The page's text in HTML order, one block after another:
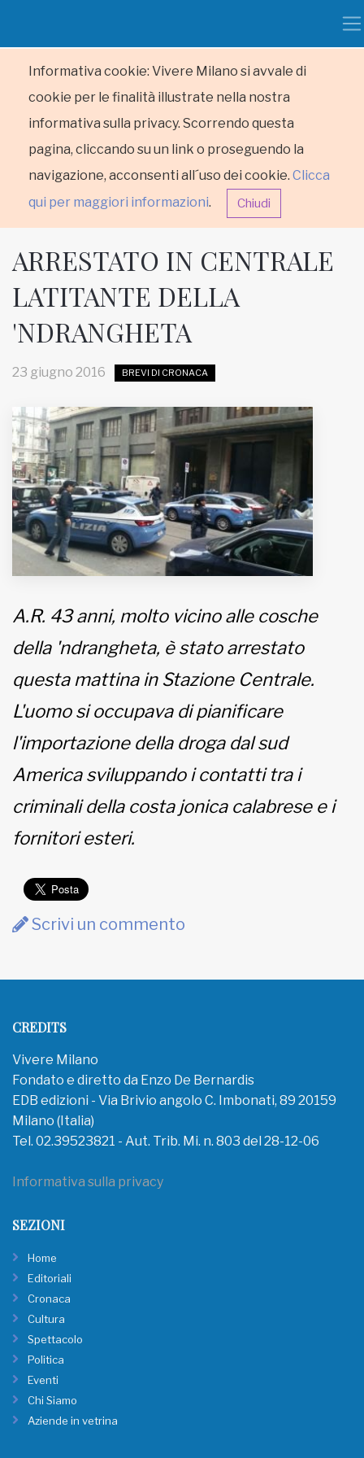
Informativa cookie: Vivere Milano si avvale di
cookie per le finalità illustrate nella nostra
informativa sulla privacy. Scorrendo questa
pagina, cliccando su un link o proseguendo la
navigazione, acconsenti all´uso dei cookie. Clicca
qui per maggiori informazioni. Chiudi
HOME
Inviateci le vostre segnalazioni
www.viveremilano.info
Fondato e diretto da Enzo De
Bernardis
EDB edizioni - Via Brivio angolo C.
ARRESTATO IN CENTRALE
LATITANTE DELLA
'NDRANGHETA
23 giugno 2016 BREVI DI CRONACA
A.R. 43 anni, molto vicino alle cosche
della 'ndrangheta, è stato arrestato
questa mattina in Stazione Centrale.
L'uomo si occupava di pianificare
l'importazione della droga dal sud
America sviluppando i contatti tra i
criminali della costa jonica calabrese e i
fornitori esteri.
Scrivi un commento
CREDITS
Vivere Milano
Fondato e diretto da Enzo De Bernardis
EDB edizioni - Via Brivio angolo C. Imbonati, 89 20159
Milano (Italia)
Tel. 02.39523821 - Aut. Trib. Mi. n. 803 del 28-12-06
Informativa sulla privacy
SEZIONI
Home
Editoriali
Cronaca
Cultura
Spettacolo
Politica
Eventi
Chi Siamo
Aziende in vetrina